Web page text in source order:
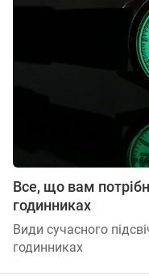
Все, що вам
годинниках
Види сучасного
годинниках